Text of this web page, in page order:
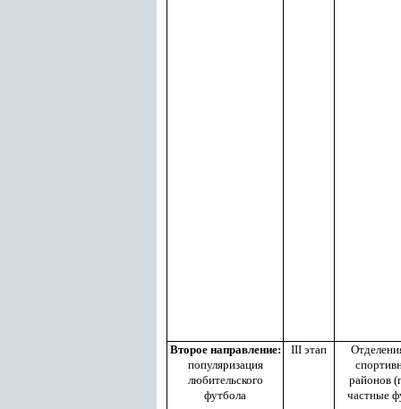
Второе направление:
популяризация
любительского
футбола
III этап
районов
частные